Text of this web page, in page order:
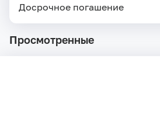
Досрочное погашение
Просмотренные